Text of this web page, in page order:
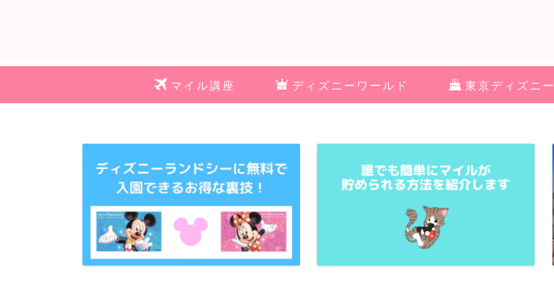
マイル講座 ディズニーワールド 東京ディズニー